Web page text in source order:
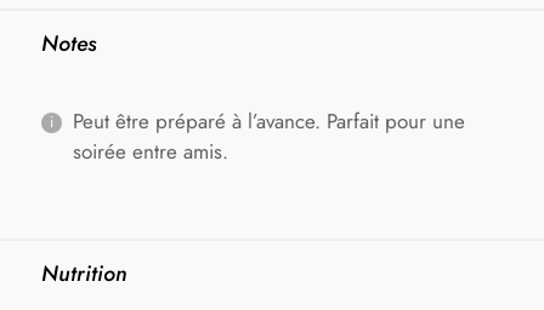
Notes
Peut être préparé à l’avance. Parfait pour une
soirée entre amis.
Nutrition